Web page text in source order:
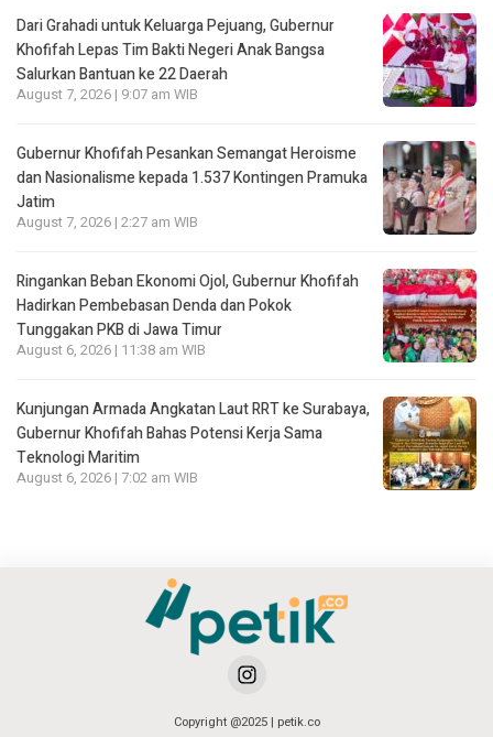
Dari Grahadi untuk Keluarga Pejuang, Gubernur
Khofifah Lepas Tim Bakti Negeri Anak Bangsa
Salurkan Bantuan ke 22 Daerah
August 7, 2026 | 9:07 am WIB
Gubernur Khofifah Pesankan Semangat Heroisme
dan Nasionalisme kepada 1.537 Kontingen Pramuka
Jatim
August 7, 2026 | 2:27 am WIB
Ringankan Beban Ekonomi Ojol, Gubernur Khofifah
Hadirkan Pembebasan Denda dan Pokok
Tunggakan PKB di Jawa Timur
August 6, 2026 | 11:38 am WIB
Kunjungan Armada Angkatan Laut RRT ke Surabaya,
Gubernur Khofifah Bahas Potensi Kerja Sama
Teknologi Maritim
August 6, 2026 | 7:02 am WIB
Copyright @2025 | petik.co